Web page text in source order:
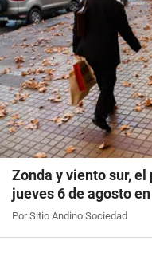
Zonda y viento sur,
jueves 6 de agosto
Por Sitio Andino Sociedad